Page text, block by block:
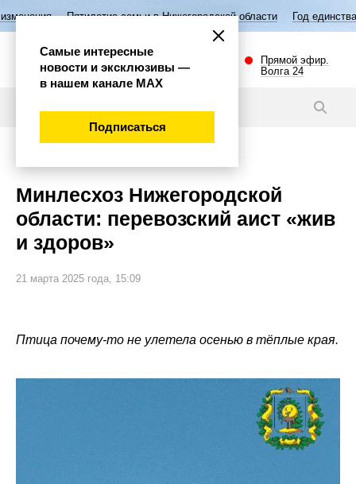
семьи в Нижегородской области Год единства народов России
Прямой эфир.
Волга 24
Минлесхоз Нижегородской
области: перевозский аист «жив
и здоров»
21 марта 2025 года, 15:09
Птица почему-то не улетела осенью в тёплые края.
Самые интересные
новости и эксклюзивы —
в нашем канале МАХ
Подписаться